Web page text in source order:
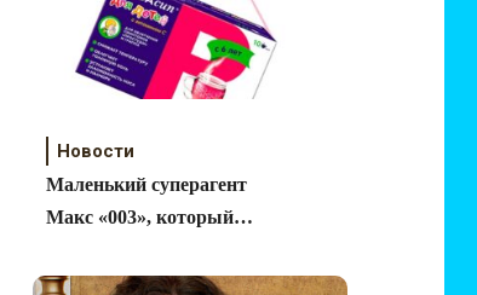
Новости
Маленький суперагент
Макс «003», который